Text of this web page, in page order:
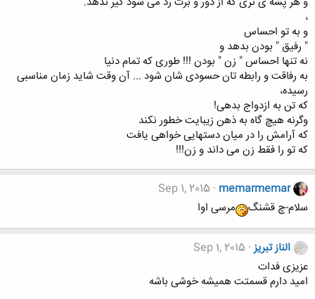
،
ﻭ ﺑﻪ تو ﺍﺣﺴﺎﺱ
" ﺭﻓﯿﻖ " ﺑﻮﺩﻥ بدهد ﻭ
ﻧﻪ ﺗﻨﻬﺎ ﺍﺣﺴﺎﺱ " ﺯﻥ " ﺑﻮﺩﻥ !!! طوﺭﯼ ﮐﻪ ﺗﻤﺎﻡ ﺩﻧﯿﺎ
ﺑﻪ ﺭﻓﺎﻗﺖ ﻭ ﺭﺍﺑﻄﻪ تان ﺣﺴﻮﺩﯼ ﺷﺎﻥ ﺷود ... ﺁﻥ ﻭﻗﺖ ﺷﺎﯾﺪ زمان مناسبی
رسیده،
که تن به ازدواج بدهی!
وگرنه هیچ گاه به ذهن زیبایت خطور نکند
که آرامش را در میان دستهایی خواهی یافت
که تو را فقط زن می داند و زن!!!
memarmemar
Sep 1, 2015
سلام-چ قشنگ
مرسی اوا
الناز تبریز Sep 1, 2015
عزیزی فدات
امید دارم قسمتت همیشه خوشی باشه